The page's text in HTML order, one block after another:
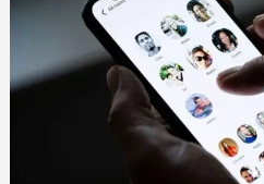
social
conversas